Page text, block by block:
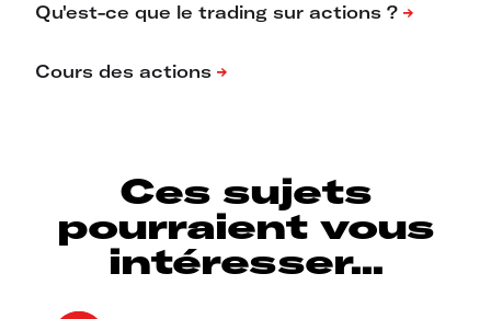
Ces sujets
pourraient vous
intéresser...